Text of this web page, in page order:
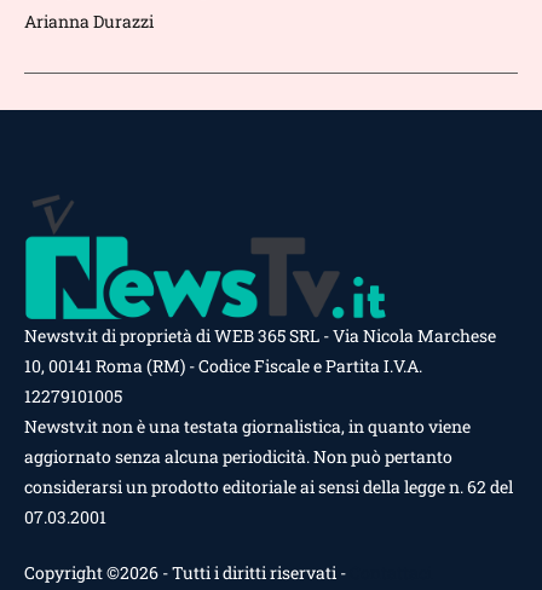
Arianna Durazzi
Newstv.it di proprietà di WEB 365 SRL - Via Nicola Marchese
10, 00141 Roma (RM) - Codice Fiscale e Partita I.V.A.
12279101005
Newstv.it non è una testata giornalistica, in quanto viene
aggiornato senza alcuna periodicità. Non può pertanto
considerarsi un prodotto editoriale ai sensi della legge n. 62 del
07.03.2001
Copyright ©2026 - Tutti i diritti riservati -